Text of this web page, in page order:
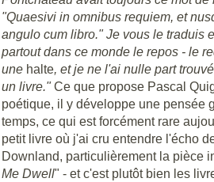
"Quaesivi in omnibus requiem, et
angulo cum libro." Je vous le traduis
partout dans ce monde le repos - le
une halte, et je ne l'ai nulle part
un livre."Ce que propose Pascal
poétique, il y développe une pensée
temps, ce qui est forcément rare
petit livre où j'ai cru entendre l'écho
Downland, particulièrement la pièce
Me Dwell" - et c'est plutôt bien les